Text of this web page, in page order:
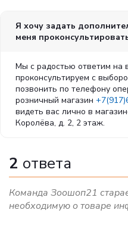
Я хочу задать
меня
Мы с радостью ответим на
проконсультируем с
позвонить по телефону
розничный магазин
видеть вас лично в
Королёва, д. 2, 2 этаж.
2 ответа
Команда Зоошоп21
необходимую о товаре